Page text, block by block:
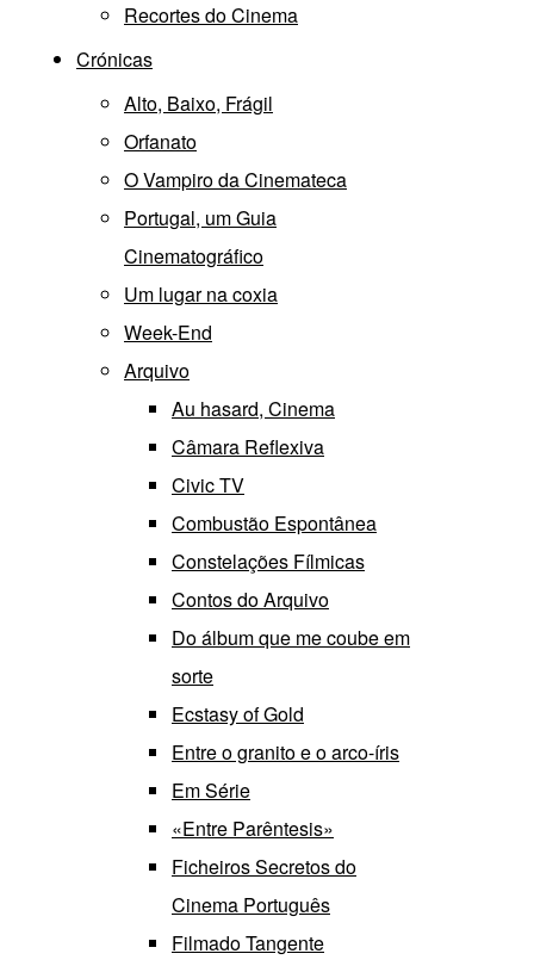
Recortes do Cinema
Crónicas
Alto, Baixo, Frágil
Orfanato
O Vampiro da Cinemateca
Portugal, um Guia
Cinematográfico
Um lugar na coxia
Week-End
Arquivo
Au hasard, Cinema
Câmara Reflexiva
Civic TV
Combustão Espontânea
Constelações Fílmicas
Contos do Arquivo
Do álbum que me coube em
sorte
Ecstasy of Gold
Entre o granito e o arco-íris
Em Série
«Entre Parêntesis»
Ficheiros Secretos do
Cinema Português
Filmado Tangente